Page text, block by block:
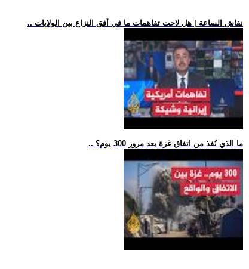
.. نقاش الساعة | هل لاحت تفاهمات ما في أفق النزاع بين الولايات
.. ما الذي نُفذ من اتفاق غزة بعد مرور 300 يوم؟